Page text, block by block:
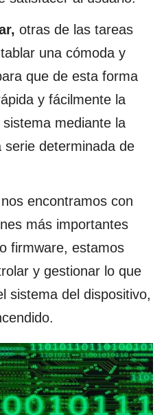
otras de las tareas
una cómoda y
que de esta forma
y fácilmente la
mediante la
serie determinada de
nos encontramos con
más importantes
firmware, estamos
y gestionar lo que
sistema del dispositivo,